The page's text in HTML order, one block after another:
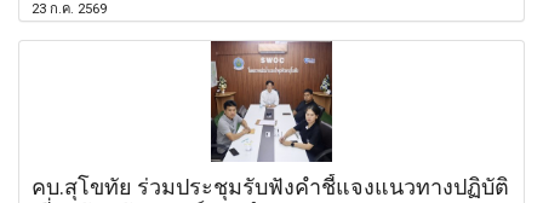
23 ก.ค. 2569
คบ.สุโขทัย ร่วมประชุมรับฟังคำชี้แจงแนวทางปฏิบัติ